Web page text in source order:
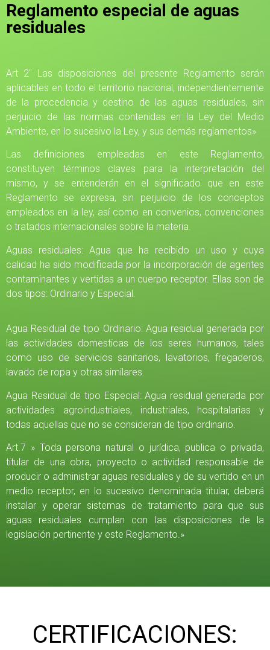
Reglamento especial de aguas
residuales
Art 2″ Las disposiciones del presente Reglamento serán
aplicables en todo el territorio nacional, independientemente
de la procedencia y destino de las aguas residuales, sin
perjuicio de las normas contenidas en la Ley del Medio
Ambiente, en lo sucesivo la Ley, y sus demás reglamentos»
Las definiciones empleadas en este Reglamento,
constituyen términos claves para la interpretación del
mismo, y se entenderán en el significado que en este
Reglamento se expresa, sin perjuicio de los conceptos
empleados en la ley, así como en convenios, convenciones
o tratados internacionales sobre la materia.
Aguas residuales: Agua que ha recibido un uso y cuya
calidad ha sido modificada por la incorporación de agentes
contaminantes y vertidas a un cuerpo receptor. Ellas son de
dos tipos: Ordinario y Especial.
Agua Residual de tipo Ordinario: Agua residual generada por
las actividades domesticas de los seres humanos, tales
como uso de servicios sanitarios, lavatorios, fregaderos,
lavado de ropa y otras similares.
Agua Residual de tipo Especial: Agua residual generada por
actividades agroindustriales, industriales, hospitalarias y
todas aquellas que no se consideran de tipo ordinario.
Art.7 » Toda persona natural o jurídica, publica o privada,
titular de una obra, proyecto o actividad responsable de
producir o administrar aguas residuales y de su vertido en un
medio receptor, en lo sucesivo denominada titular, deberá
instalar y operar sistemas de tratamiento para que sus
aguas residuales cumplan con las disposiciones de la
legislación pertinente y este Reglamento.»
CERTIFICACIONES: